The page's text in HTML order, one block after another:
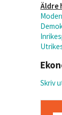
Äldre
Skriv